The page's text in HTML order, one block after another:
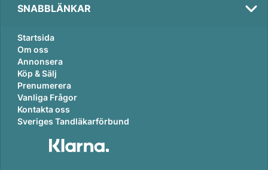
SNABBLÄNKAR
Startsida
Om oss
Annonsera
Köp & Sälj
Prenumerera
Vanliga Frågor
Kontakta oss
Sveriges Tandläkarförbund